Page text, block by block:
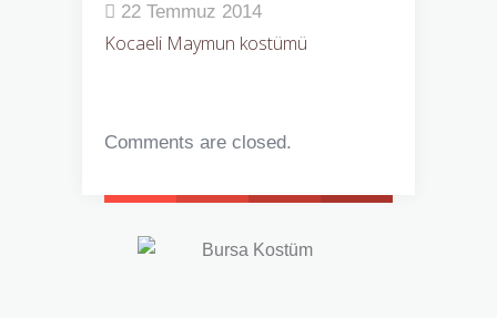
22 Temmuz 2014
Kocaeli Maymun kostümü
Comments are closed.